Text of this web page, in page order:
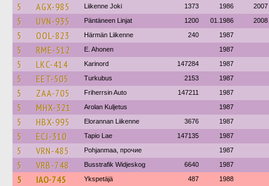
5 AGX-985 Liikenne Joki 1373 1986 2007
5 UVN-935 Päntäneen Linjat 1200 01.1986 2008
5 OOL-823 Härmän Liikenne 240 1987
5 RME-512 E. Ahonen 1987
5 LKC-414 Karinord 147284 1987
5 EET-505 Turkubus 2153 1987
5 ZAA-705 Friherrsin Auto 147211 1987
5 MHX-321 Arolan Kuljetus 1987
5 HBX-995 Elorannan Liikenne 3676 1987
5 ECJ-310 Tapio Lae 147135 1987
5 VRN-485 Pohjanmaa, прочие 1987
5 VRB-748 Busstrafik Widjeskog 6640 1987
5 IAO-745 Ykspetäjä 487 1988